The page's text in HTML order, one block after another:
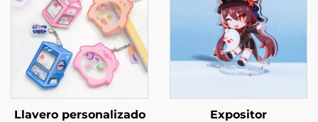
Llavero personalizado
Expositor